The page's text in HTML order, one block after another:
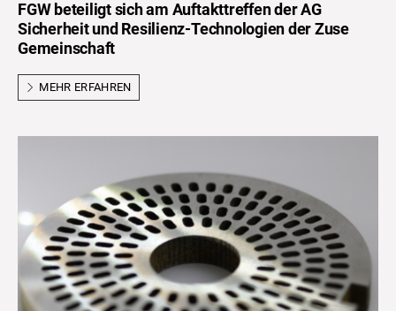
FGW beteiligt sich am Auftakttreffen der AG
Sicherheit und Resilienz-Technologien der Zuse
Gemeinschaft
MEHR ERFAHREN